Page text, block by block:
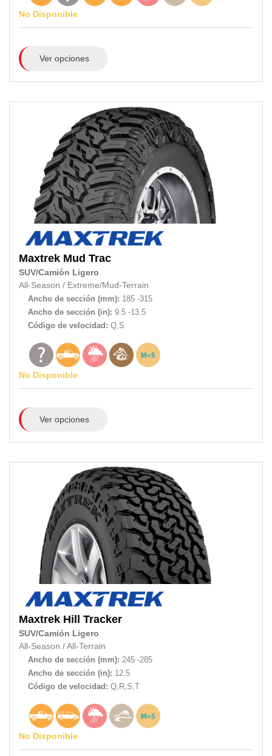
No Disponible
Ver opciones
Maxtrek Mud Trac
SUV/Camión Ligero
All-Season / Extreme/Mud-Terrain
Ancho de sección (mm): 185 -315
Ancho de sección (in): 9.5 -13.5
Código de velocidad: Q,S
No Disponible
Ver opciones
Maxtrek Hill Tracker
SUV/Camión Ligero
All-Season / All-Terrain
Ancho de sección (mm): 245 -285
Ancho de sección (in): 12.5
Código de velocidad: Q,R,S,T
No Disponible